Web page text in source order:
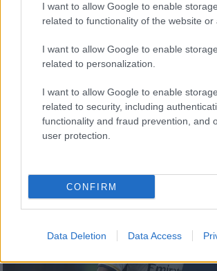
I want to allow Google to enable storage
related to functionality of the website or
I want to allow Google to enable storage
related to personalization.
I want to allow Google to enable storage
related to security, including
functionality and fraud prevention, and
user protection.
CONFIRM
Data Deletion Data Access
Αθλητισμός|14.02.2024 00:00
Champions League: Άνετη η
Κοπεγχάγη, πέρασε απ' τη
με γκολάρα Ντίας
Άνοιξε η αυλαία της φάσης
Champions League